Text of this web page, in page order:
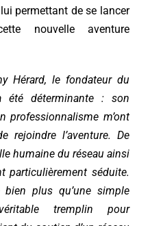
permettant de se lancer
nouvelle aventure
Hérard, le fondateur du
été déterminante : son
professionnalisme m’ont
rejoindre l’aventure. De
humaine du réseau ainsi
particulièrement séduite.
bien plus qu’une simple
tremplin pour